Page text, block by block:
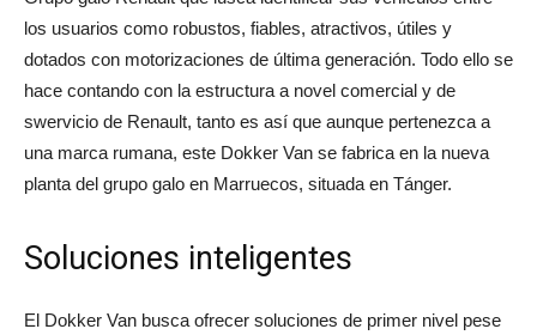
los usuarios como robustos, fiables, atractivos, útiles y
dotados con motorizaciones de última generación. Todo ello se
hace contando con la estructura a novel comercial y de
swervicio de Renault, tanto es así que aunque pertenezca a
una marca rumana, este Dokker Van se fabrica en la nueva
planta del grupo galo en Marruecos, situada en Tánger.
Soluciones inteligentes
El Dokker Van busca ofrecer soluciones de primer nivel pese